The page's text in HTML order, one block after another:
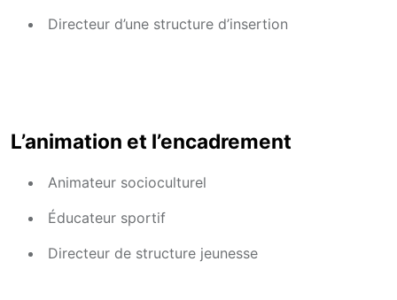
Directeur d’une structure d’insertion
L’animation et l’encadrement
Animateur socioculturel
Éducateur sportif
Directeur de structure jeunesse